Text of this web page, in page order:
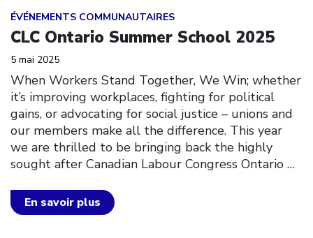
ÉVÉNEMENTS COMMUNAUTAIRES
CLC Ontario Summer School 2025
5 mai 2025
When Workers Stand Together, We Win; whether
it’s improving workplaces, fighting for political
gains, or advocating for social justice – unions and
our members make all the difference. This year
we are thrilled to be bringing back the highly
sought after Canadian Labour Congress Ontario …
En savoir plus
Click to open the link